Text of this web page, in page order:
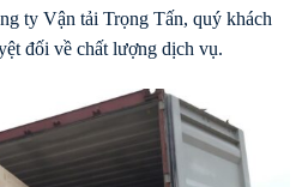
ty Vận tải Trọng Tấn, quý khách
đối về chất lượng dịch vụ.